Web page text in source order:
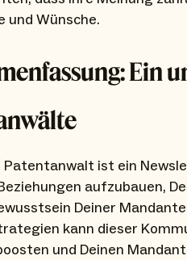
und Wünsche.
Ein
Patentanwalt ist ein
aufzubauen,
Deiner
kann dieser
und Deinen